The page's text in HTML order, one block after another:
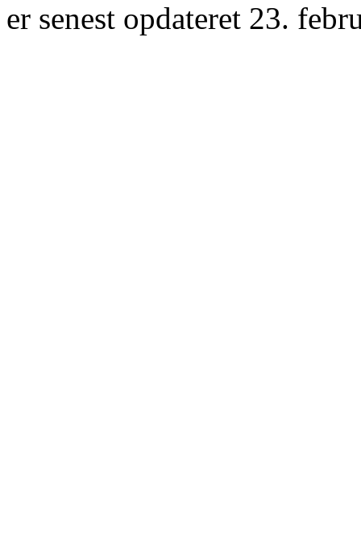
er senest opdateret 23.